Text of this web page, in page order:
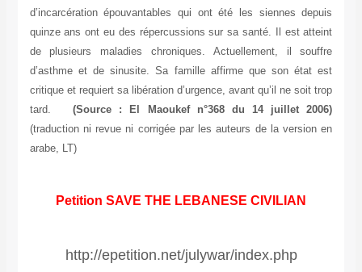
d’incarcération épouvantables qui ont été les siennes depuis
quinze ans ont eu des répercussions sur sa santé. Il est atteint
de plusieurs maladies chroniques. Actuellement, il souffre
d’asthme et de sinusite. Sa famille affirme que son état est
critique et requiert sa libération d’urgence, avant qu’il ne soit trop
tard.(Source : El Maoukef n°368 du 14 juillet 2006)
(traduction ni revue ni corrigée par les auteurs de la version en
arabe, LT)
Petition SAVE THE LEBANESE CIVILIAN
http://epetition.net/julywar/index.php